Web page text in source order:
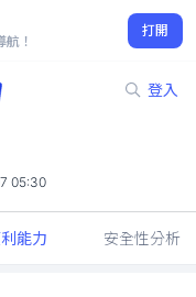
！
打開
登入
05:30
能力 安全性分析